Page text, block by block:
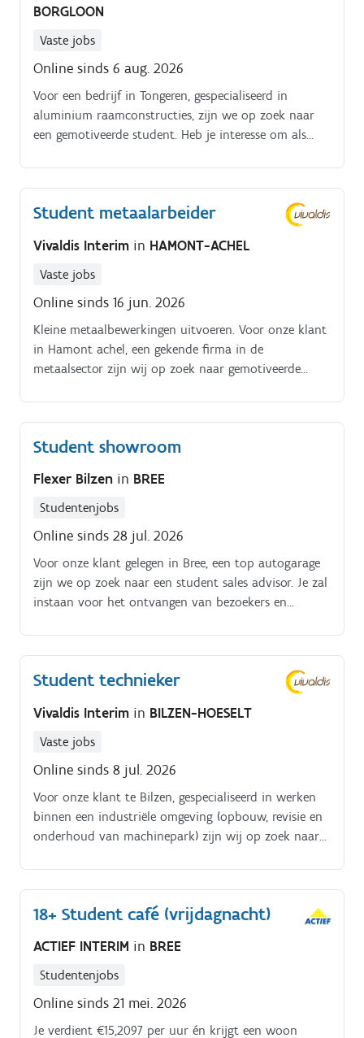
BORGLOON
Vaste jobs
Online sinds 6 aug. 2026
Voor een bedrijf in Tongeren, gespecialiseerd in
aluminium raamconstructies, zijn we op zoek naar
een gemotiveerde student. Heb je interesse om als
Student metaalarbeider
Vivaldis Interim in HAMONT-ACHEL
Vaste jobs
Online sinds 16 jun. 2026
Kleine metaalbewerkingen uitvoeren. Voor onze klant
in Hamont achel, een gekende firma in de
metaalsector zijn wij op zoek naar gemotiveerde
takenpakket? Bijspringen in de productie.
Bevoorraden productie.
Student showroom
Flexer Bilzen in BREE
Studentenjobs
Online sinds 28 jul. 2026
Voor onze klant gelegen in Bree, een top autogarage
zijn we op zoek naar een student sales advisor. Je zal
instaan voor het ontvangen van bezoekers en
testritten.
Student technieker
Vivaldis Interim in BILZEN-HOESELT
Vaste jobs
Online sinds 8 jul. 2026
Voor onze klant te Bilzen, gespecialiseerd in werken
binnen een industriële omgeving (opbouw, revisie en
onderhoud van machinepark) zijn wij op zoek naar
18+ Student café (vrijdagnacht)
ACTIEF INTERIM in BREE
Studentenjobs
Online sinds 21 mei. 2026
Je verdient €15,2097 per uur én krijgt een woon